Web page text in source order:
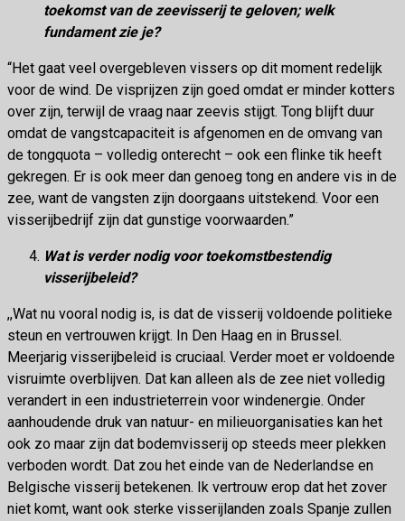
toekomst van de zeevisserij te geloven; welk
fundament zie je?
“Het gaat veel overgebleven vissers op dit moment redelijk
voor de wind. De visprijzen zijn goed omdat er minder kotters
over zijn, terwijl de vraag naar zeevis stijgt. Tong blijft duur
omdat de vangstcapaciteit is afgenomen en de omvang van
de tongquota – volledig onterecht – ook een flinke tik heeft
gekregen. Er is ook meer dan genoeg tong en andere vis in de
zee, want de vangsten zijn doorgaans uitstekend. Voor een
visserijbedrijf zijn dat gunstige voorwaarden.”
Wat is verder nodig voor toekomstbestendig
visserijbeleid?
,,Wat nu vooral nodig is, is dat de visserij voldoende politieke
steun en vertrouwen krijgt. In Den Haag en in Brussel.
Meerjarig visserijbeleid is cruciaal. Verder moet er voldoende
visruimte overblijven. Dat kan alleen als de zee niet volledig
verandert in een industrieterrein voor windenergie. Onder
aanhoudende druk van natuur- en milieuorganisaties kan het
ook zo maar zijn dat bodemvisserij op steeds meer plekken
verboden wordt. Dat zou het einde van de Nederlandse en
Belgische visserij betekenen. Ik vertrouw erop dat het zover
niet komt, want ook sterke visserijlanden zoals Spanje zullen